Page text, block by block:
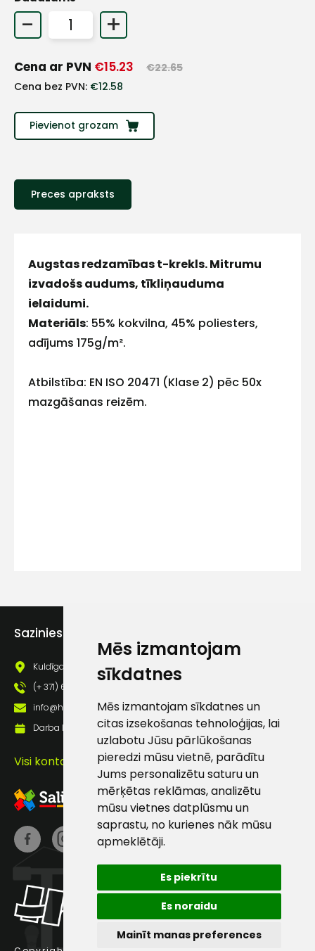
Mēs izmantojam
sīkdatnes
Mēs izmantojam sīkdatnes un
citas izsekošanas tehnoloģijas, lai
uzlabotu Jūsu pārlūkošanas
pieredzi mūsu vietnē, parādītu
Jums personalizētu saturu un
mērķētas reklāmas, analizētu
mūsu vietnes datplūsmu un
saprastu, no kurienes nāk mūsu
apmeklētāji.
Es piekrītu
Es noraidu
Mainīt manas preferences
- +
Cena ar PVN €15.23 €22.65
Cena bez PVN: €12.58
Pievienot grozam
Preces apraksts
Augstas redzamības t-krekls. Mitrumu
izvadošs audums, tīkliņauduma
ielaidumi.
Materiāls: 55% kokvilna, 45% poliesters,
adījums 175g/m².
Atbilstība: EN ISO 20471 (Klase 2) pēc 50x
mazgāšanas reizēm.
Sazinies ar mums
Kuldīgas iela 69a, Saldus, Saldus nov., LV - 3801
(+ 371) 63 881 186
info@hards.lv
Darba laiks: Darbadienās: 8:00 - 17:00
Visi kontakti
Sazinies
Kontakttālrunis
pastā
Klientu
atbalsts
Darbdienās:
8:00 – 17:00
186
info@hards.lv
+